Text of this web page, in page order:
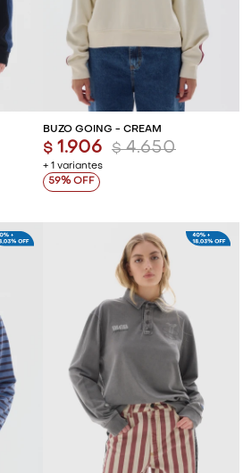
BUZO GOING - CREAM
+ 1 variantes
$ 1.906 $ 4.650
59